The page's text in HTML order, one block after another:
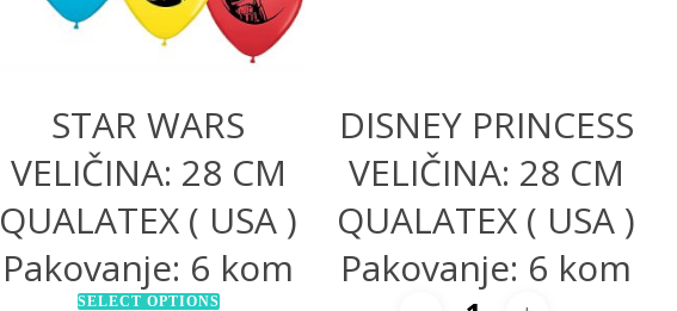
STAR WARS
VELIČINA: 28 CM
QUALATEX ( USA )
Pakovanje: 6 kom
SELECT OPTIONS
DISNEY PRINCESS
VELIČINA: 28 CM
QUALATEX ( USA )
Pakovanje: 6 kom